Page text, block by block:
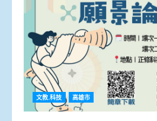
文教.科技 高雄市